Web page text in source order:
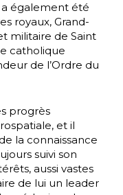
a également été
royaux, Grand-
militaire de Saint
catholique
de l’Ordre du
progrès
et il
la connaissance
suivi son
aussi vastes
de lui un leader